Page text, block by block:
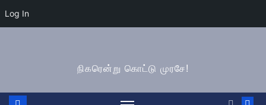
Log In
நிகரென்று கொட்டு முரசே!